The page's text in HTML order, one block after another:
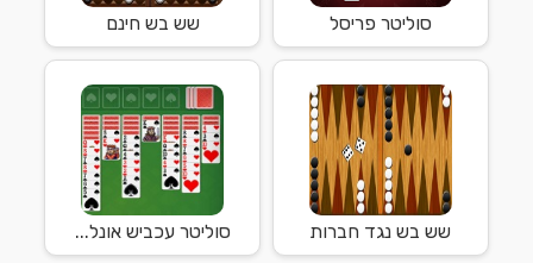
סוליטר פריסל שש בש חינם
שש בש נגד חברות סוליטר עכביש אונל...